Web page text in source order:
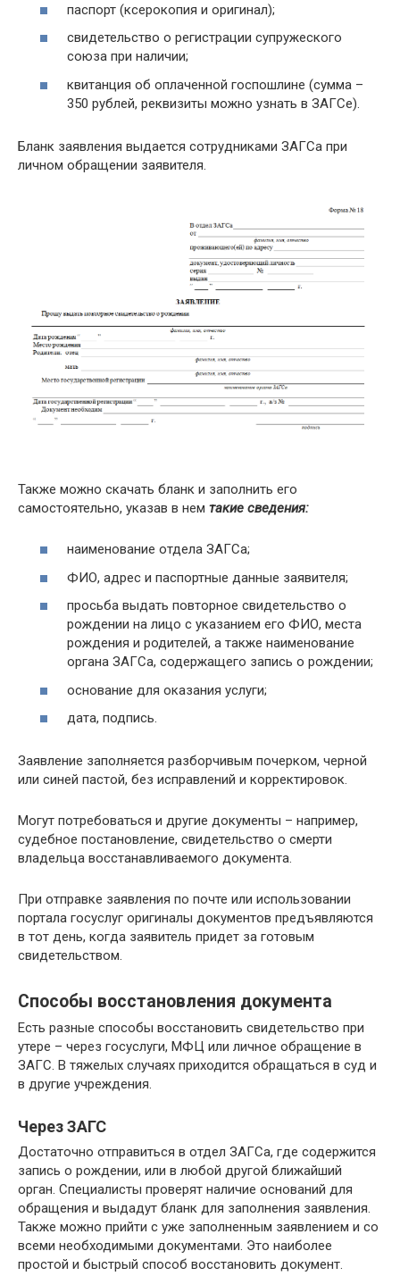
паспорт (ксерокопия и оригинал);
свидетельство о регистрации супружеского
союза при наличии;
квитанция об оплаченной госпошлине (сумма –
350 рублей, реквизиты можно узнать в ЗАГСе).
Бланк заявления выдается сотрудниками ЗАГСа при
личном обращении заявителя.
Также можно скачать бланк и заполнить его
самостоятельно, указав в нем такие сведения:
наименование отдела ЗАГСа;
ФИО, адрес и паспортные данные заявителя;
просьба выдать повторное свидетельство о
рождении на лицо с указанием его ФИО, места
рождения и родителей, а также наименование
органа ЗАГСа, содержащего запись о рождении;
основание для оказания услуги;
дата, подпись.
Заявление заполняется разборчивым почерком, черной
или синей пастой, без исправлений и корректировок.
Могут потребоваться и другие документы – например,
судебное постановление, свидетельство о смерти
владельца восстанавливаемого документа.
При отправке заявления по почте или использовании
портала госуслуг оригиналы документов предъявляются
в тот день, когда заявитель придет за готовым
свидетельством.
Способы восстановления документа
Есть разные способы восстановить свидетельство при
утере – через госуслуги, МФЦ или личное обращение в
ЗАГС. В тяжелых случаях приходится обращаться в суд и
в другие учреждения.
Через ЗАГС
Достаточно отправиться в отдел ЗАГСа, где содержится
запись о рождении, или в любой другой ближайший
орган. Специалисты проверят наличие оснований для
обращения и выдадут бланк для заполнения заявления.
Также можно прийти с уже заполненным заявлением и со
всеми необходимыми документами. Это наиболее
простой и быстрый способ восстановить документ.